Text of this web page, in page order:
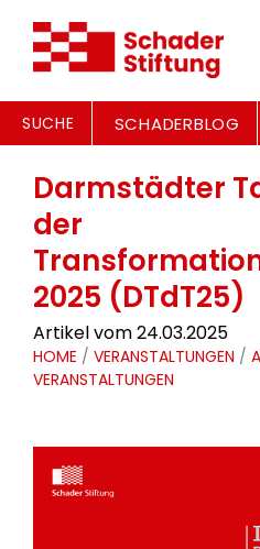
SUCHE SCHADERBLOG
Darmstädter
der
2025 (DTdT25)
Artikel vom 24.03.2025
HOME / VERANSTALTUNGEN /
VERANSTALTUNGEN